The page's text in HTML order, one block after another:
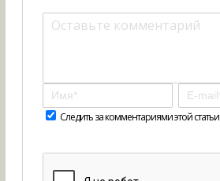
Следить за комментариями этой статьи